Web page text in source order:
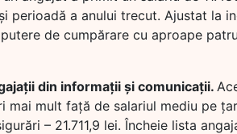
perioadă a anului trecut. Ajustat la
de cumpărare cu aproape
din informații și comunicații.
mai mult față de salariul mediu pe
– 21.711,9 lei. Încheie lista